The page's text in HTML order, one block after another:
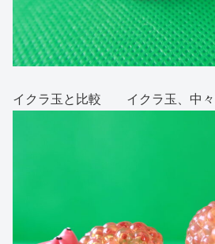
イクラ玉と比較 イクラ玉、中々